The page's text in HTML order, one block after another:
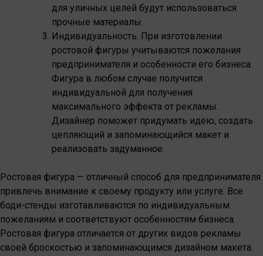
для уличных целей будут использоваться
прочные материалы.
Индивидуальность. При изготовлении
ростовой фигуры учитываются пожелания
предпринимателя и особенности его бизнеса.
Фигура в любом случае получится
индивидуальной для получения
максимального эффекта от рекламы.
Дизайнер поможет придумать идею, создать
цепляющий и запоминающийся макет и
реализовать задуманное.
Ростовая фигура — отличный способ для предпринимателя
привлечь внимание к своему продукту или услуге. Все
боди-стенды изготавливаются по индивидуальным
пожеланиям и соответствуют особенностям бизнеса.
Ростовая фигура отличается от других видов рекламы
своей броскостью и запоминающимся дизайном макета.